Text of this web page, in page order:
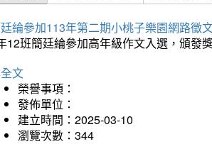
綸參加113年第二期小桃子樂園網路徵
12班簡廷綸參加高年級作文入選，頒發
文
榮譽事項：
發佈單位：
建立時間：2025-03-10
瀏覽次數：344